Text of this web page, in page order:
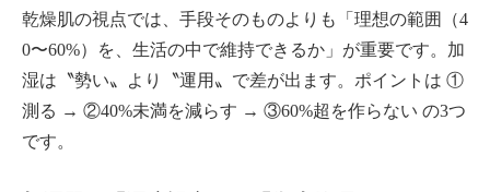
乾燥肌の視点では、手段そのものよりも「理想の範囲（4
0〜60%）を、生活の中で維持できるか」が重要です。加
湿は〝勢い〟より〝運用〟で差が出ます。ポイントは ①
測る → ②40%未満を減らす → ③60%超を作らない の3つ
です。